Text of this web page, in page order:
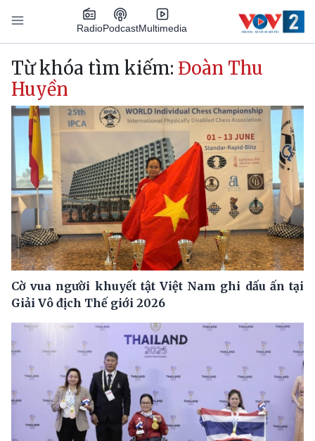
Nhảy đến nội dung
RadioPodcastMultimedia
Main navigation
Từ khóa tìm kiếm: Đoàn Thu
Huyền
Cờ vua người khuyết tật Việt Nam ghi dấu ấn tại
Giải Vô địch Thế giới 2026